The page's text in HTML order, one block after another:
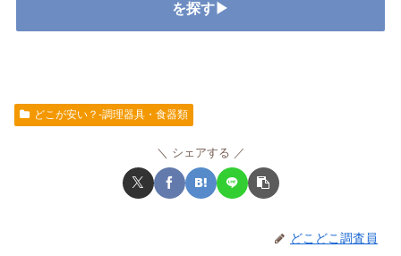
を探す▶
どこが安い？-調理器具・食器類
シェアする
どこどこ調査員